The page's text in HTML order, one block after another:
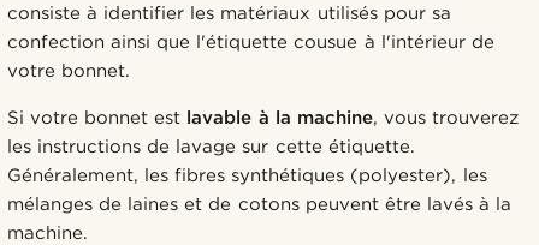
consiste à identifier les matériaux utilisés pour sa
confection ainsi que l'étiquette cousue à l'intérieur de
votre bonnet.
Si votre bonnet est lavable à la machine, vous trouverez
les instructions de lavage sur cette étiquette.
Généralement, les fibres synthétiques (polyester), les
mélanges de laines et de cotons peuvent être lavés à la
machine.